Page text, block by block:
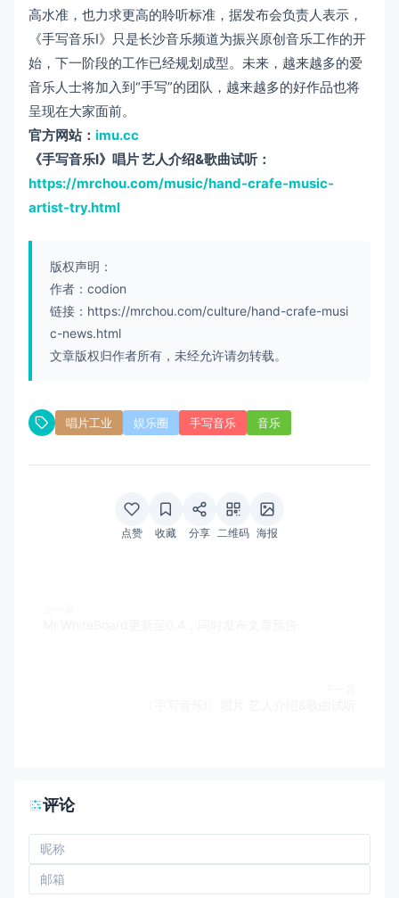
高水准，也力求更高的聆听标准，据发布会负责人表示，
《手写音乐Ⅰ》只是长沙音乐频道为振兴原创音乐工作的开
始，下一阶段的工作已经规划成型。未来，越来越多的爱
音乐人士将加入到“手写”的团队，越来越多的好作品也将
呈现在大家面前。
官方网站： imu.cc
《手写音乐Ⅰ》唱片 艺人介绍&歌曲试听：
https://mrchou.com/music/hand-crafe-music-
artist-try.html
版权声明：
作者：codion
链接：https://mrchou.com/culture/hand-crafe-musi
c-news.html
文章版权归作者所有，未经允许请勿转载。
唱片工业 娱乐圈 手写音乐 音乐
点赞 收藏 分享 二维码 海报
评论